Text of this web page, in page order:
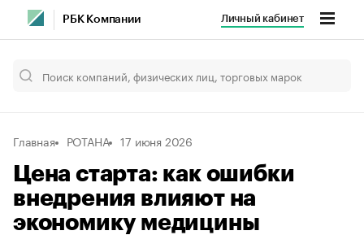
РБК Компании Личный кабинет
Главная РОТАНА 17 июня 2026
Цена старта: как ошибки
внедрения влияют на
экономику медицины